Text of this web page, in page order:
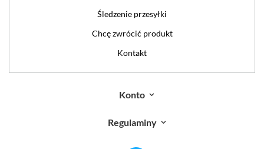
Śledzenie przesyłki
Chcę zwrócić produkt
Kontakt
Konto
Regulaminy